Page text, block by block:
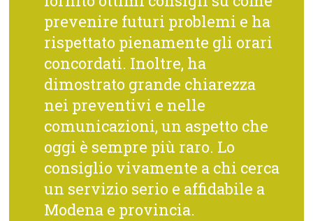
prevenire futuri problemi e ha
rispettato pienamente gli orari
concordati. Inoltre, ha
dimostrato grande chiarezza
nei preventivi e nelle
comunicazioni, un aspetto che
oggi è sempre più raro. Lo
consiglio vivamente a chi cerca
un servizio serio e affidabile a
Modena e provincia.